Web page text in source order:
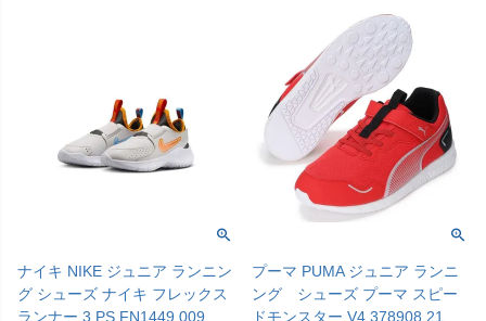
ナイキ NIKE ジュニア ランニン
グ シューズ ナイキ フレックス
ランナー 3 PS FN1449 009
プーマ PUMA ジュニア ランニ
ング シューズ プーマ スピー
ドモンスター V4 378908 21